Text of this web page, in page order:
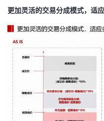
更加灵活的交易分成模式，适